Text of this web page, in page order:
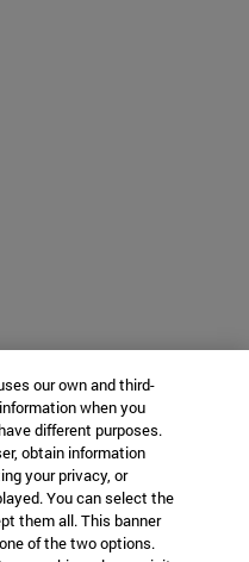
our own and third-
when you
different purposes.
obtain information
your privacy, or
You can select the
them all. This banner
of the two options.